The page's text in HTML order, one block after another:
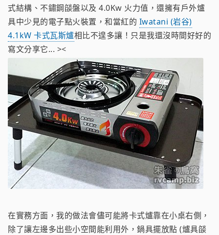
式結構、不鏽鋼燄盤以及 4.0Kw 火力值，還擁有戶外爐
具中少見的電子點火裝置，和當紅的 Iwatani (岩谷)
4.1kW 卡式瓦斯爐相比不遑多讓！只是我還沒時間好好的
寫文分享它... ><
在實務方面，我的做法會儘可能將卡式爐靠在小桌右側，
除了讓左邊多出些小空間能利用外，鍋具擺放點 (爐具燄